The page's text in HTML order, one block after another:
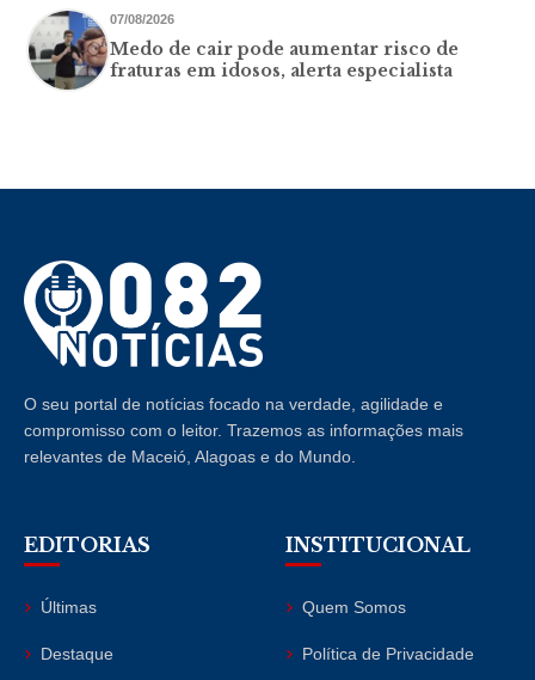
07/08/2026
Medo de cair pode aumentar risco de
fraturas em idosos, alerta especialista
O seu portal de notícias focado na verdade, agilidade e
compromisso com o leitor. Trazemos as informações mais
relevantes de Maceió, Alagoas e do Mundo.
EDITORIAS
Últimas
Destaque
INSTITUCIONAL
Quem Somos
Política de Privacidade